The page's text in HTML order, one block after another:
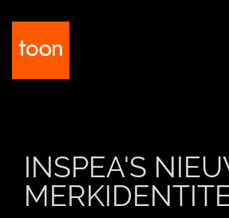
INSPEA'S